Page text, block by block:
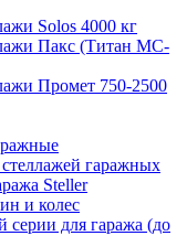
Solos 4000 кг
Пакс (Титан МС-
Промет 750-2500
гаражных
Steller
и колес
серии для гаража (до